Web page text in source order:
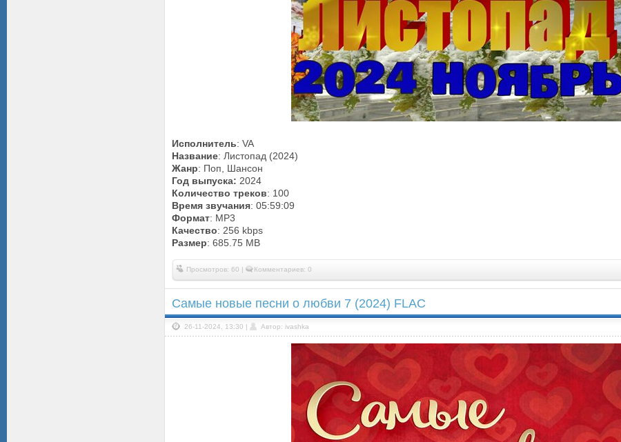
Исполнитель: VA
Название: Листопад (2024)
Жанр: Поп, Шансон
Год выпуска: 2024
Количество треков: 100
Время звучания: 05:59:09
Формат: MP3
Качество: 256 kbps
Размер: 685.75 MB
Просмотров: 60 | Комментариев: 0
Самые новые песни о любви 7 (2024) FLAC
26-11-2024, 13:30 | Автор: ivashka